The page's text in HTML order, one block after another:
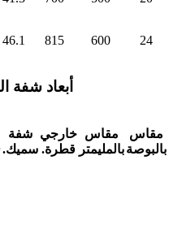
24
600
815
46.1
أبعاد شفة
مقاس
بالبوصة
مقاس
بالمليمتر
خارجي
قطرة.
شفة
سميك.